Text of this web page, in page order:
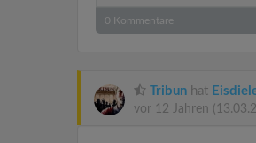
0 Kommentare
Tribun hat
vor 12 Jahren